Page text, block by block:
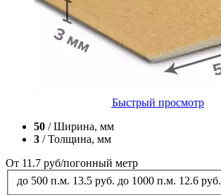
Быстрый просмотр
50 / Ширина, мм
3 / Толщина, мм
От 11.7 руб/погонный метр
до 500 п.м. 13.5 руб. до 1000 п.м. 12.6 руб.